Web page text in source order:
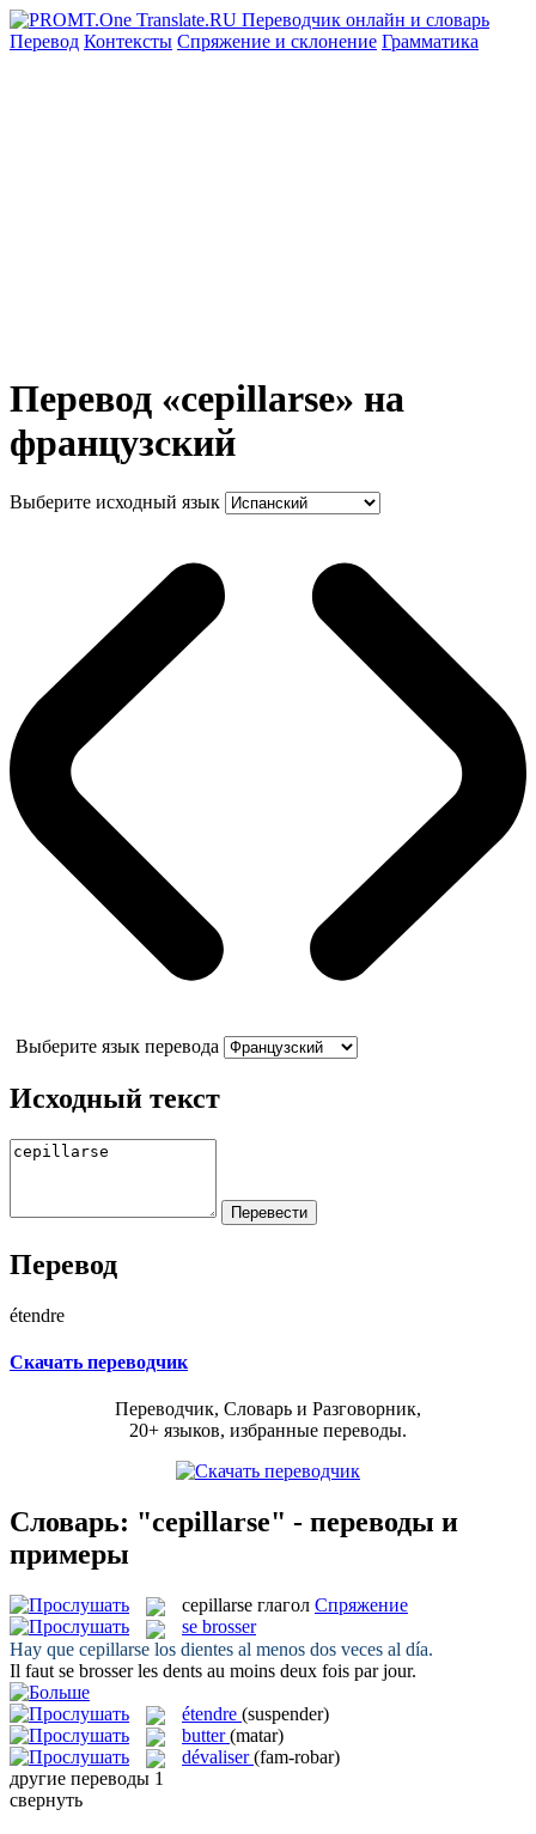
Перевод Контексты Спряжение и склонение Грамматика
Перевод «cepillarse» на
французский
Выберите исходный язык
Выберите язык перевода
Исходный текст
Перевод
étendre
Скачать переводчик
Переводчик, Словарь и Разговорник,
20+ языков, избранные переводы.
Словарь: "cepillarse" - переводы и
примеры
cepillarse глагол Спряжение
se brosser
Hay que cepillarse los dientes al menos dos veces al día.
Il faut se brosserles dents au moins deux fois par jour.
étendre (suspender)
butter (matar)
dévaliser (fam-robar)
другие переводы 1
свернуть